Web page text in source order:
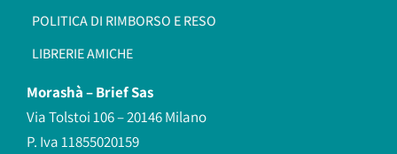
POLITICA DI RIMBORSO E RESO
LIBRERIE AMICHE
Morashà –Brief Sas
Via Tolstoi 106 – 20146 Milano
P. Iva 11855020159